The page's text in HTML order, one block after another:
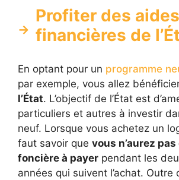
Profiter des aides
financières de
En optant pour un programme
par exemple, vous allez
l’État. L’objectif de l’État est
particuliers et autres à investir
neuf. Lorsque vous achetez un
faut savoir que vous n’aurez
foncière à payer pendant les
années qui suivent l’achat. Outre